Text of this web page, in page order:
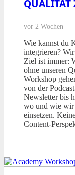
QUALITÄT
vor 2 Wochen
Wie kannst du
integrieren?
Ziel ist immer:
ohne unseren
Workshop
von der
Newsletter bis
wo und wie wir
einsetzen.
Content-